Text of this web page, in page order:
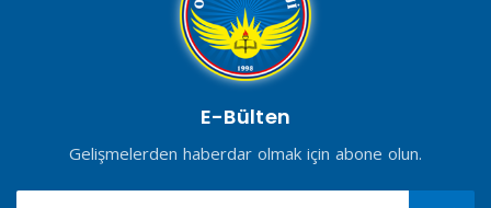
E-Bülten
Gelişmelerden haberdar olmak için abone olun.